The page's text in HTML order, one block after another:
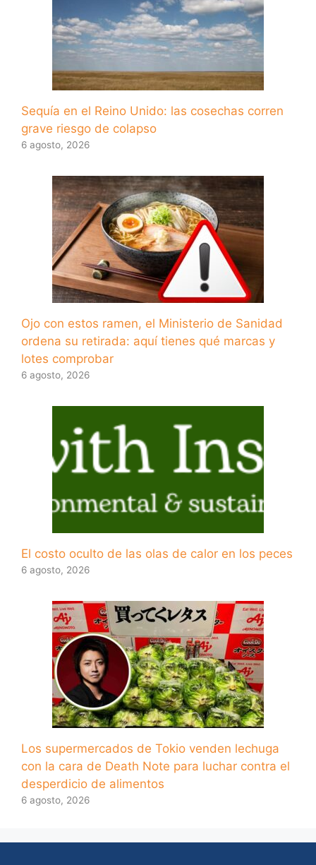
Sequía en el Reino Unido: las cosechas corren
grave riesgo de colapso
6 agosto, 2026
Ojo con estos ramen, el Ministerio de Sanidad
ordena su retirada: aquí tienes qué marcas y
lotes comprobar
6 agosto, 2026
El costo oculto de las olas de calor en los peces
6 agosto, 2026
Los supermercados de Tokio venden lechuga
con la cara de Death Note para luchar contra el
desperdicio de alimentos
6 agosto, 2026